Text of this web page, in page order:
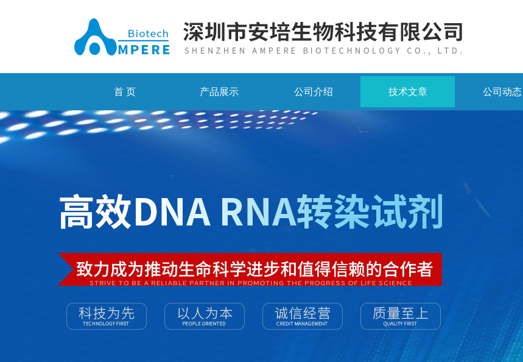
首 页 产品展示 公司介绍 技术文章 公司动态